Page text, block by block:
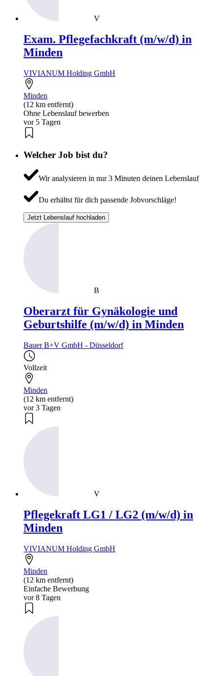
V
Exam. Pflegefachkraft (m/w/d) in
Minden
VIVIANUM Holding GmbH
Minden
(12 km entfernt)
Ohne Lebenslauf bewerben
vor 5 Tagen
Welcher Job bist du?
Wir analysieren in nur 3 Minuten deinen Lebenslauf
Du erhältst für dich passende Jobvorschläge!
Jetzt Lebenslauf hochladen
B
Oberarzt für Gynäkologie und
Geburtshilfe (m/w/d) in Minden
Bauer B+V GmbH - Düsseldorf
Vollzeit
Minden
(12 km entfernt)
vor 3 Tagen
V
Pflegekraft LG1 / LG2 (m/w/d) in
Minden
VIVIANUM Holding GmbH
Minden
(12 km entfernt)
Einfache Bewerbung
vor 8 Tagen